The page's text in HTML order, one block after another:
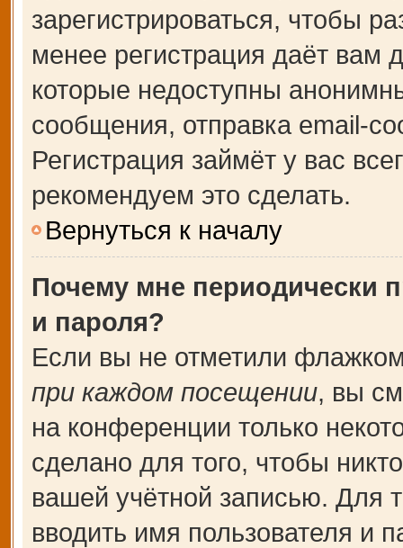
зарегистрироваться, чтобы
менее регистрация даёт вам
которые недоступны
сообщения, отправка email-
Регистрация займёт у вас
рекомендуем это сделать.
Вернуться к началу
Почему мне периодически
и пароля?
Если вы не отметили
при каждом посещении, вы
на конференции только
сделано для того, чтобы
вашей учётной записью. Для
вводить имя пользователя и